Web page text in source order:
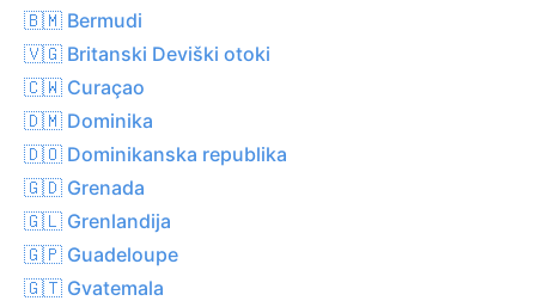
🇧🇲 Bermudi
🇻🇬 Britanski Deviški otoki
🇨🇼 Curaçao
🇩🇲 Dominika
🇩🇴 Dominikanska republika
🇬🇩 Grenada
🇬🇱 Grenlandija
🇬🇵 Guadeloupe
🇬🇹 Gvatemala